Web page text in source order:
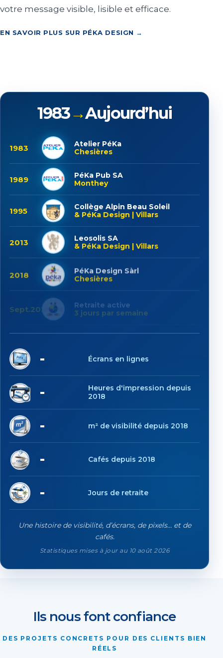
votre message visible, lisible et efficace.
EN SAVOIR PLUS SUR PÉKA DESIGN →
1983→Aujourd’hui
1983
Atelier PéKa
Chesières
1989
PéKa Pub SA
Monthey
1995
Collège Alpin Beau Soleil
& PéKa Design | Villars
2013
Leosolis SA
& PéKa Design | Villars
2018
PéKa Design Sàrl
Chesières
Sept.2025
Retraite active
3 jours par semaine
6 Écrans en lignes
1'030
Heures d'impression depuis
2018
6'275 m² de visibilité depuis 2018
19'729 Cafés depuis 2018
85 Jours de retraite
Une histoire de visibilité, d’écrans, de pixels… et de
cafés.
Statistiques mises à jour au 10 août 2026
Ils nous font confiance
DES PROJETS CONCRETS POUR DES CLIENTS BIEN
RÉELS